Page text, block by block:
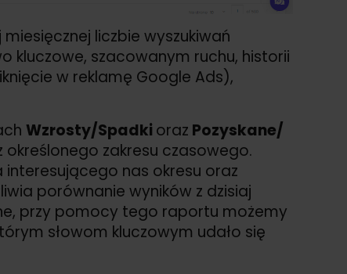
liczbie wyszukiwań
kluczowe, szacowanym ruchu, historii
w reklamę Google Ads),
Wzrosty/Spadki oraz Pozyskane/
zakresu czasowego.
nas okresu oraz
porównanie wyników z dzisiaj
przy pomocy tego raportu możemy
słowom kluczowym udało się